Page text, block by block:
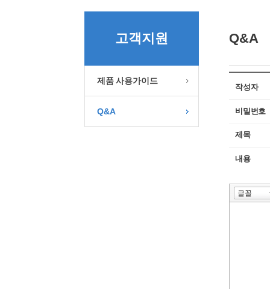
고객지원
제품 사용가이드
Q&A
Q&A
작성자
비밀번호
제목
내용